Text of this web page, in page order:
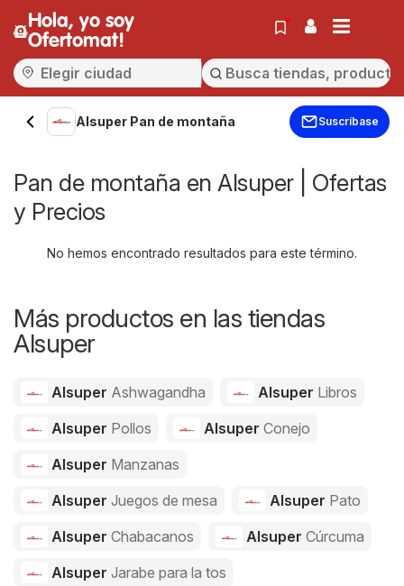
Hola, yo soy
Ofertomat!
Alsuper Pan de montaña Suscríbase
Pan de montaña en Alsuper | Ofertas
y Precios
No hemos encontrado resultados para este término.
Más productos en las tiendas
Alsuper
Alsuper Ashwagandha Alsuper Libros
Alsuper Pollos Alsuper Conejo
Alsuper Manzanas
Alsuper Juegos de mesa Alsuper Pato
Alsuper Chabacanos Alsuper Cúrcuma
Alsuper Jarabe para la tos